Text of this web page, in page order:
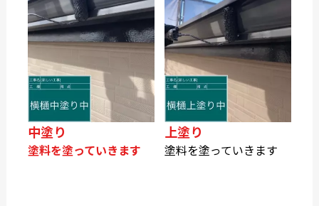
中塗り
塗料を塗っていきます
上塗り
塗料を塗っていきます